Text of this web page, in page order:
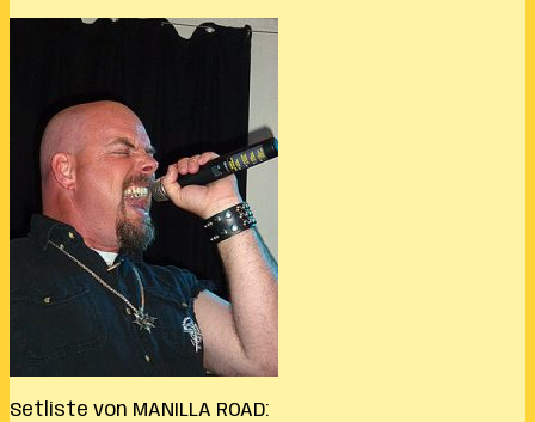
Setliste von MANILLA ROAD: